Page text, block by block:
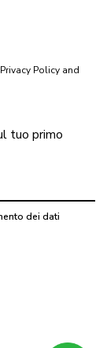
Privacy Policy and
tuo primo
dei dati